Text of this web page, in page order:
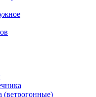
(ветрогонные)